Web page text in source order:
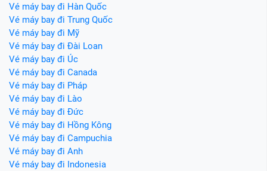
Vé máy bay đi Hàn Quốc
Vé máy bay đi Trung Quốc
Vé máy bay đi Mỹ
Vé máy bay đi Đài Loan
Vé máy bay đi Úc
Vé máy bay đi Canada
Vé máy bay đi Pháp
Vé máy bay đi Lào
Vé máy bay đi Đức
Vé máy bay đi Hồng Kông
Vé máy bay đi Campuchia
Vé máy bay đi Anh
Vé máy bay đi Indonesia